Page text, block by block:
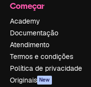
Começar
Academy
Documentação
Atendimento
Termos e condições
Política de privacidade
Originais New